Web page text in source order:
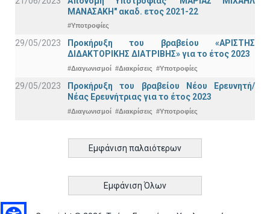
ΜΑΝΑΣΑΚΗ" ακαδ. ετος 2021-22
#Υποτροφίες
29/05/2023
Προκήρυξη του βραβείου «ΑΡΙΣΤΗΣ
ΔΙΔΑΚΤΟΡΙΚΗΣ ΔΙΑΤΡΙΒΗΣ» για το έτος 2023
#Διαγωνισμοί #Διακρίσεις #Υποτροφίες
29/05/2023
Προκήρυξη του βραβείου Νέου Ερευνητή/
Νέας Ερευνήτριας για το έτος 2023
#Διαγωνισμοί #Διακρίσεις #Υποτροφίες
Εμφάνιση παλαιότερων
Εμφάνιση Όλων